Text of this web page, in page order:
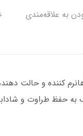
کننده و حالت
حفظ طراوت و